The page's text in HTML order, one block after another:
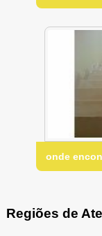
onde
Regiões de